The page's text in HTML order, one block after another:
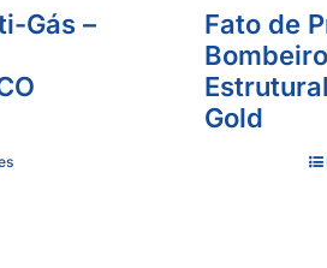
Gás –
Fato de
Gold